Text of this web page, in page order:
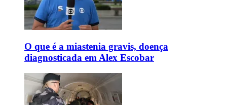
O que é a miastenia gravis, doença
diagnosticada em Alex Escobar